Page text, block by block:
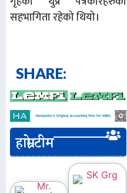
सहभागिता रहेको थियो।
SHARE:
हाम्रो टीम